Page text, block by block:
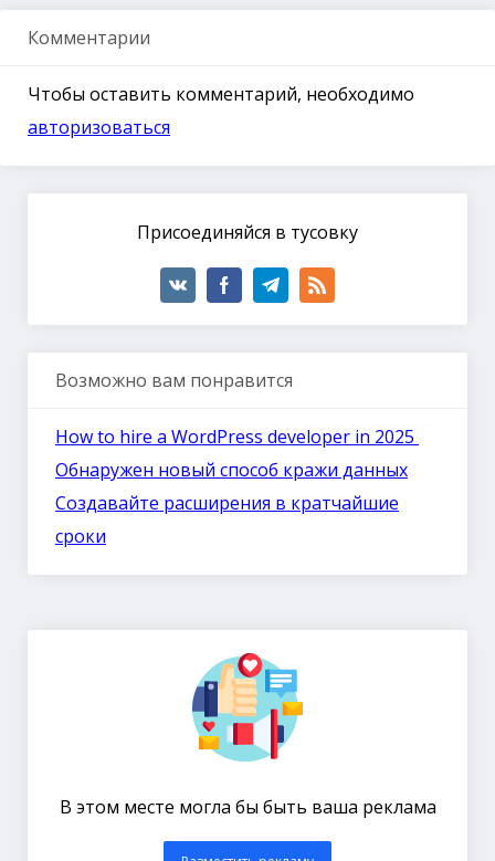
Комментарии
Чтобы оставить комментарий, необходимо
авторизоваться
Присоединяйся в тусовку
Возможно вам понравится
How to hire a WordPress developer in 2025
Обнаружен новый способ кражи данных
Создавайте расширения в кратчайшие
сроки
В этом месте могла бы быть ваша реклама